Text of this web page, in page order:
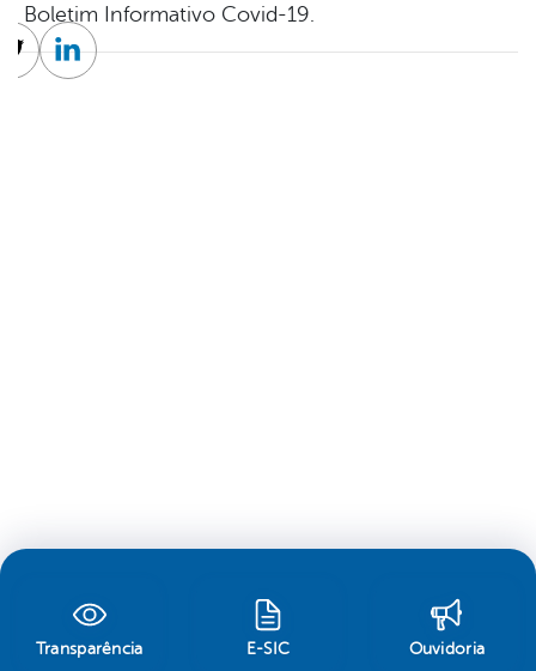
Boletim Informativo Covid-19.
TwitterLinkedin
Transparência E-SIC Ouvidoria